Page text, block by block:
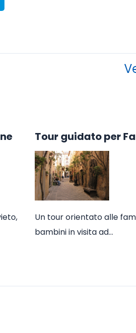
Tour guidato per
Un tour orientato alle
bambini in visita ad…